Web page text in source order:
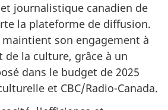
journalistique canadien de
la plateforme de diffusion.
son engagement à
de la culture, grâce à un
dans le budget de 2025
et CBC/Radio-Canada.